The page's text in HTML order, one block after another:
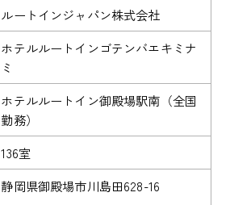
ルートインジャパン株式会社
ホテルルートインゴテンバエキミナ
ミ
ホテルルートイン御殿場駅南（全国
勤務）
136室
静岡県御殿場市川島田628-16